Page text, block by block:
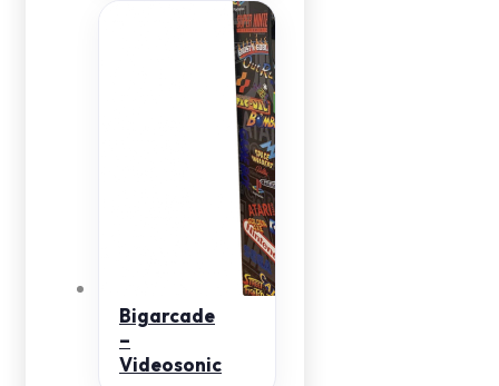
Bigarcade
–
Videosonic